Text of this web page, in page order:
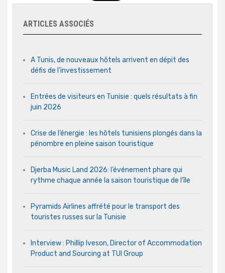
ARTICLES ASSOCIÉS
A Tunis, de nouveaux hôtels arrivent en dépit des
défis de l’investissement
Entrées de visiteurs en Tunisie : quels résultats à fin
juin 2026
Crise de l’énergie : les hôtels tunisiens plongés dans la
pénombre en pleine saison touristique
Djerba Music Land 2026: l’événement phare qui
rythme chaque année la saison touristique de l’île
Pyramids Airlines affrété pour le transport des
touristes russes sur la Tunisie
Interview : Phillip Iveson, Director of Accommodation
Product and Sourcing at TUI Group